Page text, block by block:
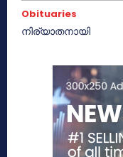
Obituaries
നിര്യാതനായി